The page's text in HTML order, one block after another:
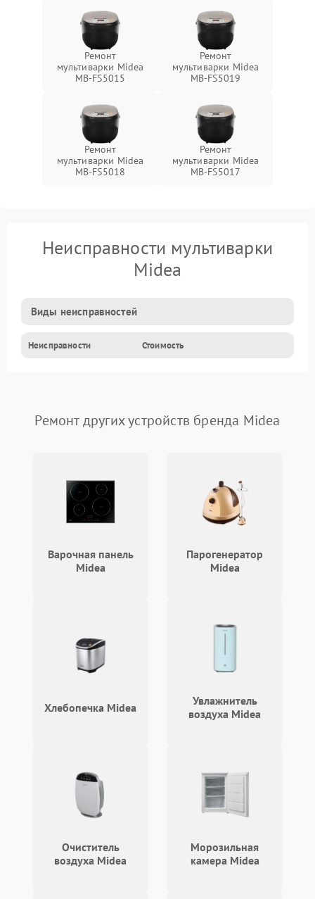
Ремонт
мультиварки Midea
MB-FS5015
Ремонт
мультиварки Midea
MB-FS5019
Ремонт
мультиварки Midea
MB-FS5018
Ремонт
мультиварки Midea
MB-FS5017
Неисправности мультиварки
Midea
Виды неисправностей
Неисправности Стоимость
Ремонт других устройств бренда Midea
Варочная панель
Midea
Парогенератор
Midea
Хлебопечка Midea
Увлажнитель
воздуха Midea
Очиститель
воздуха Midea
Морозильная
камера Midea